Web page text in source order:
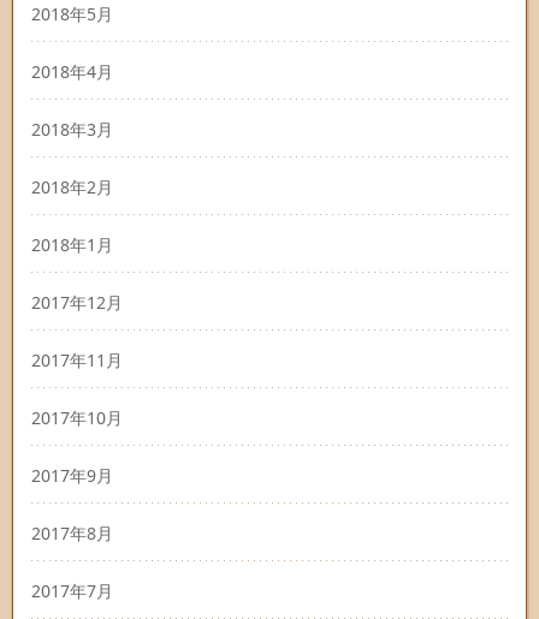
2018年5月
2018年4月
2018年3月
2018年2月
2018年1月
2017年12月
2017年11月
2017年10月
2017年9月
2017年8月
2017年7月